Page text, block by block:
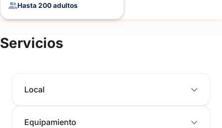
Hasta 200 adultos
Servicios
Local
Equipamiento